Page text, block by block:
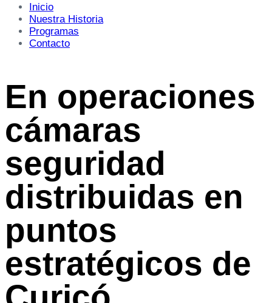
Inicio
Nuestra Historia
Programas
Contacto
En operaciones
cámaras
seguridad
distribuidas en
puntos
estratégicos de